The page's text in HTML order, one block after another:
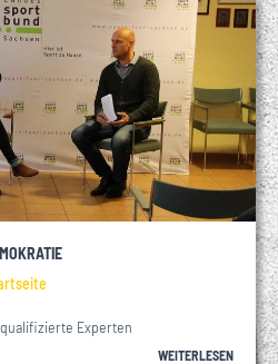
Experten
WEITERLESEN